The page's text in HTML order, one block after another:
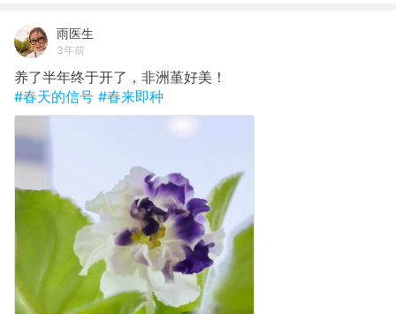
雨医生
3年前
养了半年终于开了，非洲堇好美！
#春天的信号 #春来即种